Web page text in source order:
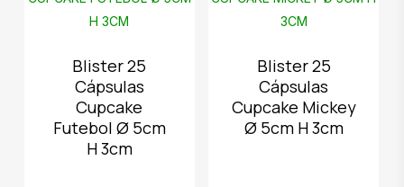
Blister 25
Cápsulas
Cupcake
Futebol Ø 5cm
H 3cm
Blister 25
Cápsulas
Cupcake Mickey
Ø 5cm H 3cm